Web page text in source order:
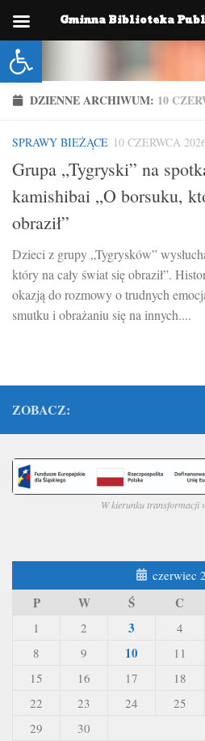
Otwórz pasek narzędzi
Skip to content
DZIENNE ARCHIWUM: 10
SPRAWY BIEŻĄCE 10 CZERWCA
Grupa „Tygryski” na
kamishibai „O borsuku,
obraził”
Dzieci z grupy „Tygrysków”
który na cały świat się obraził”.
okazją do rozmowy o trudnych
smutku i obrażaniu się na innych....
ZOBACZ:
W kierunku transformacji
czerwiec
P W Ś C
1 2 3 4
8
9 10 11
15
16 17 18
22
23 24 25
29
30
Gminna Biblioteka